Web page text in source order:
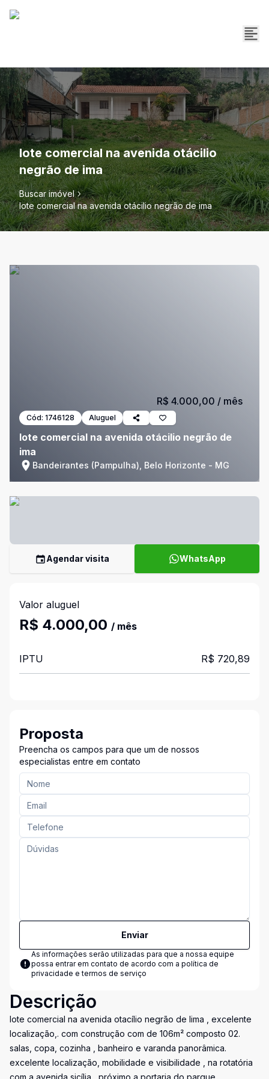
lote comercial na avenida otácilio
negrão de ima
Buscar imóvel
lote comercial na avenida otácilio negrão de ima
Cód: 1746128 Aluguel
lote comercial na avenida otácilio negrão de
ima
Bandeirantes (Pampulha), Belo Horizonte - MG
R$ 4.000,00 / mês
Agendar visita WhatsApp
Valor aluguel
R$ 4.000,00 / mês
IPTU R$ 720,89
Proposta
Preencha os campos para que um de nossos
especialistas entre em contato
Enviar
As informações serão utilizadas para que a nossa equipe
possa entrar em contato de acordo com a política de
privacidade e termos de serviço
Descrição
lote comercial na avenida otacílio negrão de lima , excelente
localização,. com construção com de 106m² composto 02.
salas, copa, cozinha , banheiro e varanda panorâmica.
excelente localização, mobilidade e visibilidade , na rotatória
com a avenida sicília , próximo a portaria do parque